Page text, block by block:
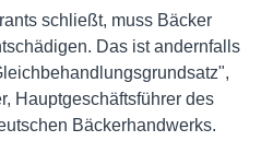
schließt, muss Bäcker
Das ist andernfalls
Hauptgeschäftsführer des
Bäckerhandwerks.